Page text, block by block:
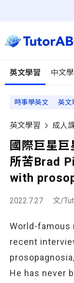
英文學習 中文
時事學英文 英文
英文學習 成人
國際巨星
所苦Brad
with
2022.7.27 文/
World-famous
recent
He has never